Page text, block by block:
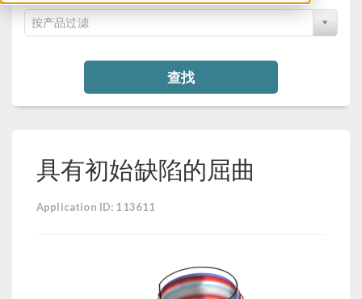
按产品过滤
查找
具有初始缺陷的屈曲
Application ID: 113611